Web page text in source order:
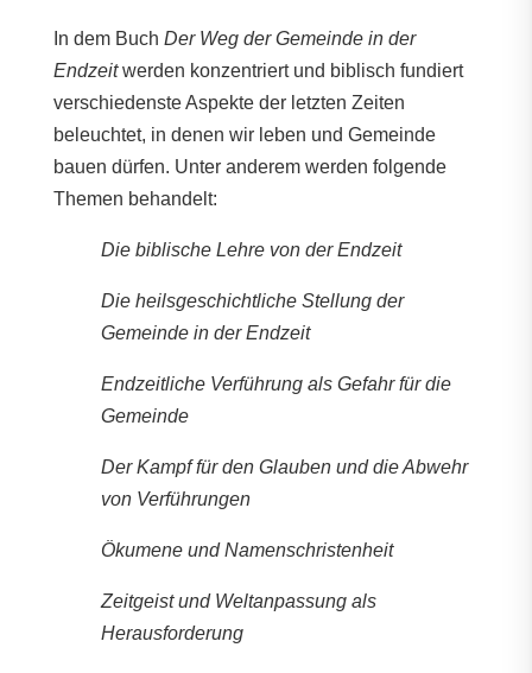
In dem Buch Der Weg der Gemeinde in der
Endzeitwerden konzentriert und biblisch fundiert
verschiedenste Aspekte der letzten Zeiten
beleuchtet, in denen wir leben und Gemeinde
bauen dürfen. Unter anderem werden folgende
Themen behandelt:
Die biblische Lehre von der Endzeit
Die heilsgeschichtliche Stellung der
Gemeinde in der Endzeit
Endzeitliche Verführung als Gefahr für die
Gemeinde
Der Kampf für den Glauben und die Abwehr
von Verführungen
Ökumene und Namenschristenheit
Zeitgeist und Weltanpassung als
Herausforderung